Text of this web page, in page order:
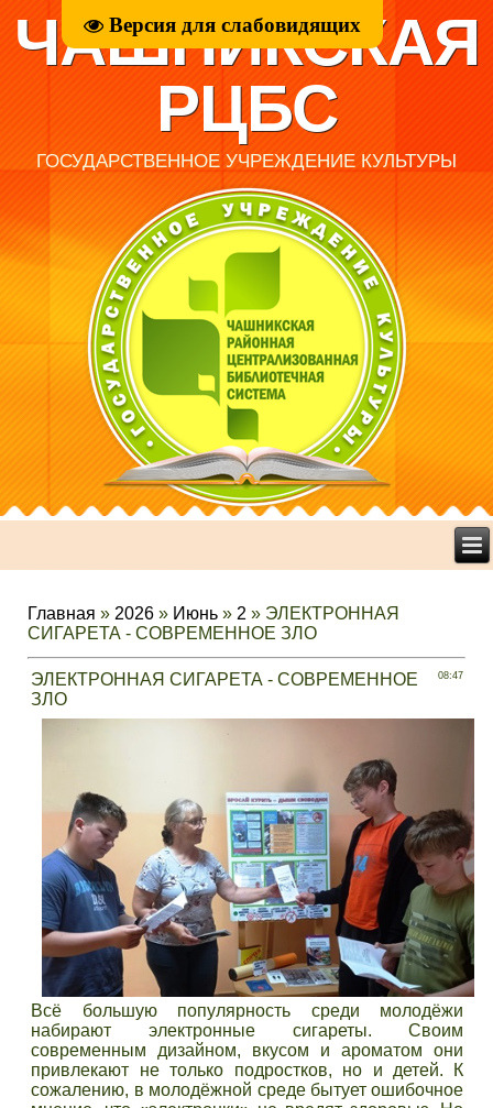
Версия для слабовидящих
ЧАШНИКСКАЯ
РЦБС
ГОСУДАРСТВЕННОЕ УЧРЕЖДЕНИЕ КУЛЬТУРЫ
Главная » 2026 » Июнь » 2 » ЭЛЕКТРОННАЯ
СИГАРЕТА - СОВРЕМЕННОЕ ЗЛО
08:47
ЭЛЕКТРОННАЯ СИГАРЕТА - СОВРЕМЕННОЕ
ЗЛО
Всё большую популярность среди молодёжи
набирают электронные сигареты. Своим
современным дизайном, вкусом и ароматом они
привлекают не только подростков, но и детей. К
сожалению, в молодёжной среде бытует ошибочное